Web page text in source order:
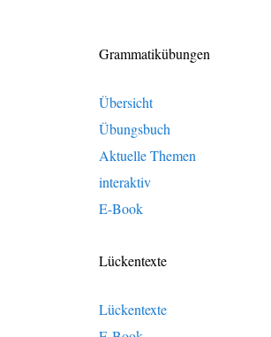
Grammatikübungen
Übersicht
Übungsbuch
Aktuelle Themen
interaktiv
E-Book
Lückentexte
Lückentexte